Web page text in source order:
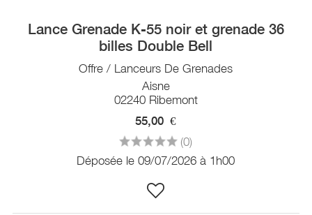
Lance Grenade K-55 noir et grenade 36
billes Double Bell
Offre / Lanceurs De Grenades
Aisne
02240 Ribemont
55,00 €
(0)
Déposée le 09/07/2026 à 1h00